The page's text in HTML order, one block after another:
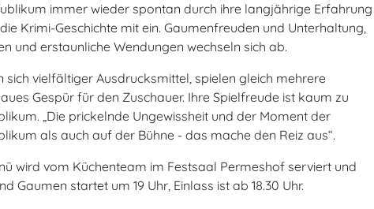
immer wieder spontan durch ihre langjährige Erfahrung
Krimi-Geschichte mit ein. Gaumenfreuden und Unterhaltung,
und erstaunliche Wendungen wechseln sich ab.
sich vielfältiger Ausdrucksmittel, spielen gleich mehrere
Gespür für den Zuschauer. Ihre Spielfreude ist kaum zu
„Die prickelnde Ungewissheit und der Moment der
als auch auf der Bühne - das mache den Reiz aus“.
wird vom Küchenteam im Festsaal Permeshof serviert und
Gaumen startet um 19 Uhr, Einlass ist ab 18.30 Uhr.